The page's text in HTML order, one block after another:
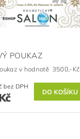
POUKAZ
v hodnotě 3500,-Kč
2 892,56 Kč bez DPH